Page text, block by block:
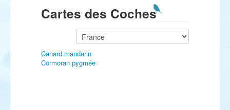
Cartes des Coches
Canard mandarin
Cormoran pygmée